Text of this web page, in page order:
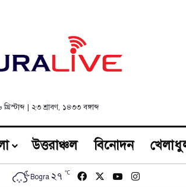
| ২৩ শ্রাবণ, ১৪৩৩ বঙ্গাব্দ
উত্তরাঞ্চল বিনোদন
Bogra ২৭ ℃ FacebookYouTubeInstagram